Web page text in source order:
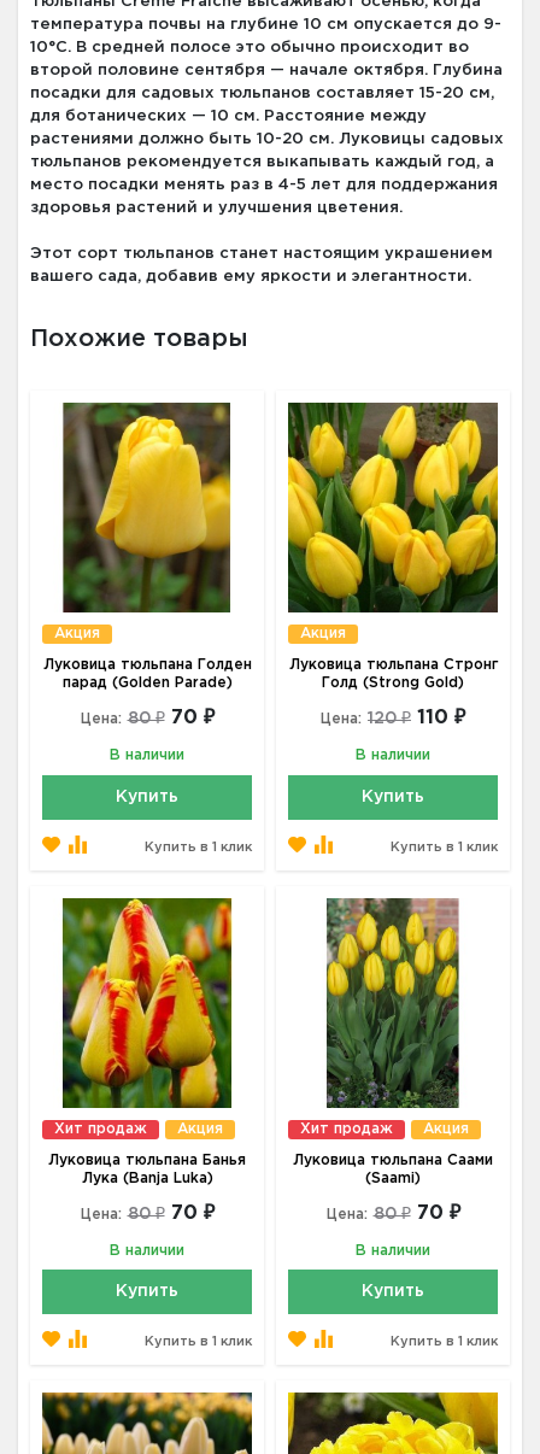
температура почвы на глубине 10 см опускается до 9-
10°С. В средней полосе это обычно происходит во
второй половине сентября — начале октября. Глубина
посадки для садовых тюльпанов составляет 15-20 см,
для ботанических — 10 см. Расстояние между
растениями должно быть 10-20 см. Луковицы садовых
тюльпанов рекомендуется выкапывать каждый год, а
место посадки менять раз в 4-5 лет для поддержания
здоровья растений и улучшения цветения.
Этот сорт тюльпанов станет настоящим украшением
вашего сада, добавив ему яркости и элегантности.
Похожие товары
Акция
Луковица тюльпана Голден
парад (Golden Parade)
Цена: 80 ₽ 70 ₽
В наличии
Купить
Купить в 1 клик
Акция
Луковица тюльпана Стронг
Голд (Strong Gold)
Цена: 120 ₽ 110 ₽
В наличии
Купить
Купить в 1 клик
Хит продаж Акция
Луковица тюльпана Банья
Лука (Banja Luka)
Цена: 80 ₽ 70 ₽
В наличии
Купить
Купить в 1 клик
Хит продаж Акция
Луковица тюльпана Саами
(Saami)
Цена: 80 ₽ 70 ₽
В наличии
Купить
Купить в 1 клик